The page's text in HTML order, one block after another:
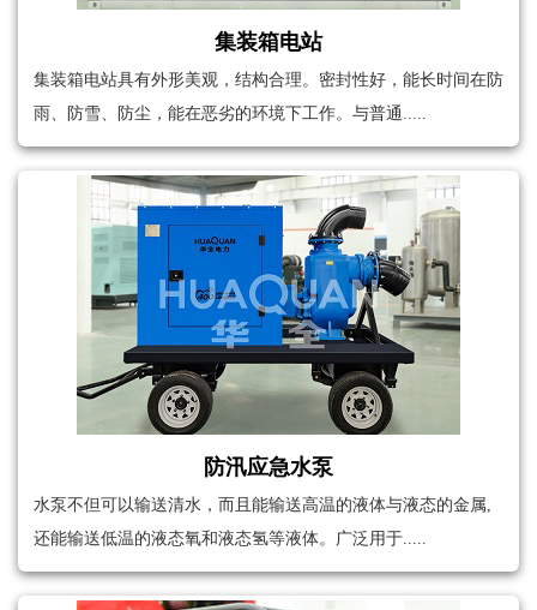
集装箱电站
集装箱电站具有外形美观，结构合理。密封性好，能长时间在防
雨、防雪、防尘，能在恶劣的环境下工作。与普通.....
防汛应急水泵
水泵不但可以输送清水，而且能输送高温的液体与液态的金属,
还能输送低温的液态氧和液态氢等液体。广泛用于.....